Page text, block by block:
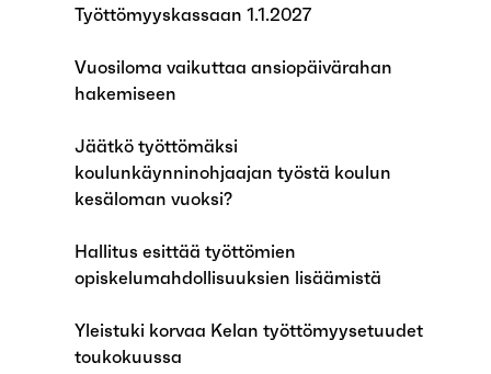
Työttömyyskassaan 1.1.2027
Vuosiloma vaikuttaa ansiopäivärahan
hakemiseen
Jäätkö työttömäksi
koulunkäynninohjaajan työstä koulun
kesäloman vuoksi?
Hallitus esittää työttömien
opiskelumahdollisuuksien lisäämistä
Yleistuki korvaa Kelan työttömyysetuudet
toukokuussa